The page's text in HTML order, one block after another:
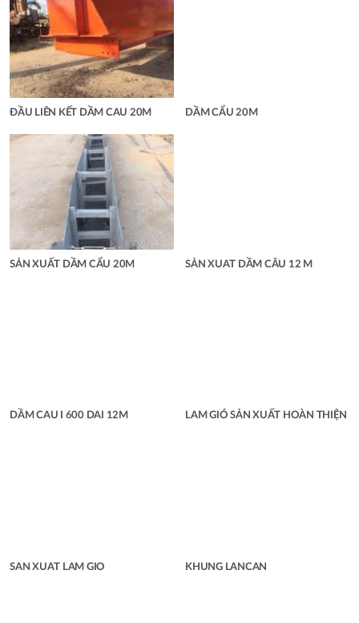
ĐẦU LIÊN KẾT DẦM CAU 20M DẦM CẨU 20M
SẢN XUẤT DẦM CẨU 20M SẢN XUAT DẦM CÂU 12 M
DẦM CAU I 600 DAI 12M LAM GIÓ SẢN XUẤT HOÀN THIỆN
SAN XUAT LAM GIO KHUNG LANCAN